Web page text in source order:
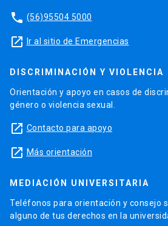
phone (56)95504 5000
launch Ir al sitio de Emergencias
DISCRIMINACIÓN Y VIOLENCIA
Orientación y apoyo en casos de
género o violencia sexual.
launch Contacto para apoyo
launch Más orientación
MEDIACIÓN UNIVERSITARIA
Teléfonos para orientación y consejo
alguno de tus derechos en la